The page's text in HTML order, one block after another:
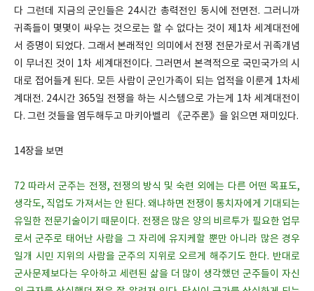
다 그런데 지금의 군인들은 24시간 총력전인 동시에 전면전. 그러니까
귀족들이 몇몇이 싸우는 것으로는 할 수 없다는 것이 제1차 세계대전에
서 증명이 되었다. 그래서 본래적인 의미에서 전쟁 전문가로서 귀족개념
이 무너진 것이 1차 세계대전이다. 그러면서 본격적으로 국민국가의 시
대로 접어들게 된다. 모든 사람이 군인가족이 되는 업적을 이룬게 1차세
계대전. 24시간 365일 전쟁을 하는 시스템으로 가는게 1차 세계대전이
다. 그런 것들을 염두해두고 마키아벨리 《군주론》을 읽으면 재미있다.
14장을 보면
72 따라서 군주는 전쟁, 전쟁의 방식 및 숙련 외에는 다른 어떤 목표도,
생각도, 직업도 가져서는 안 된다. 왜냐하면 전쟁이 통치자에게 기대되는
유일한 전문기술이기 때문이다. 전쟁은 많은 양의 비르투가 필요한 업무
로서 군주로 태어난 사람을 그 자리에 유지케할 뿐만 아니라 많은 경우
일개 시민 지위의 사람을 군주의 지위로 오르게 해주기도 한다. 반대로
군사문제보다는 우아하고 세련된 삶을 더 많이 생각했던 군주들이 자신